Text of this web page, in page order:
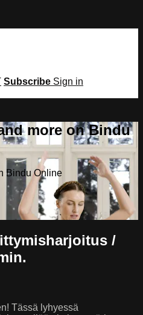
Subscribe Sign in
more on Bindu
Bindu Online
/
Tässä lyhyessä